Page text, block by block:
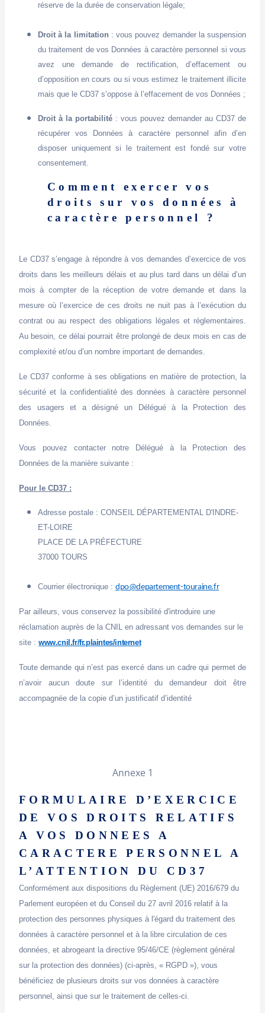
réserve de la durée de conservation légale;
Droit à la limitation : vous pouvez demander la suspension
du traitement de vos Données à caractère personnel si vous
avez une demande de rectification, d’effacement ou
d’opposition en cours ou si vous estimez le traitement illicite
mais que le CD37 s’oppose à l’effacement de vos Données ;
Droit à la portabilité : vous pouvez demander au CD37 de
récupérer vos Données à caractère personnel afin d’en
disposer uniquement si le traitement est fondé sur votre
consentement.
Comment exercer vos
droits sur vos données à
caractère personnel ?
Le CD37 s’engage à répondre à vos demandes d’exercice de vos
droits dans les meilleurs délais et au plus tard dans un délai d’un
mois à compter de la réception de votre demande et dans la
mesure où l’exercice de ces droits ne nuit pas à l’exécution du
contrat ou au respect des obligations légales et réglementaires.
Au besoin, ce délai pourrait être prolongé de deux mois en cas de
complexité et/ou d’un nombre important de demandes.
Le CD37 conforme à ses obligations en matière de protection, la
sécurité et la confidentialité des données à caractère personnel
des usagers et a désigné un Délégué à la Protection des
Données.
Vous pouvez contacter notre Délégué à la Protection des
Données de la manière suivante :
Pour le CD37 :
Adresse postale : CONSEIL DÉPARTEMENTAL D'INDRE-
ET-LOIRE
PLACE DE LA PRÉFECTURE
37000 TOURS
Courrier électronique : dpo@departement-touraine.fr
Par ailleurs, vous conservez la possibilité d'introduire une
réclamation auprès de la CNIL en adressant vos demandes sur le
site : www.cnil.fr/fr.plaintes/internet
Toute demande qui n’est pas exercé dans un cadre qui permet de
n’avoir aucun doute sur l’identité du demandeur doit être
accompagnée de la copie d’un justificatif d’identité
Annexe 1
FORMULAIRE D’EXERCICE
DE VOS DROITS RELATIFS
A VOS DONNEES A
CARACTERE PERSONNEL A
L’ATTENTION DU CD37
Conformément aux dispositions du Règlement (UE) 2016/679 du
Parlement européen et du Conseil du 27 avril 2016 relatif à la
protection des personnes physiques à l'égard du traitement des
données à caractère personnel et à la libre circulation de ces
données, et abrogeant la directive 95/46/CE (règlement général
sur la protection des données) (ci-après, « RGPD »), vous
bénéficiez de plusieurs droits sur vos données à caractère
personnel, ainsi que sur le traitement de celles-ci.